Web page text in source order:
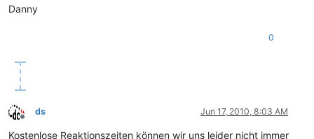
Danny
0
Offline
ds Jun 17, 2010, 8:03 AM
Kostenlose Reaktionszeiten können wir uns leider nicht immer